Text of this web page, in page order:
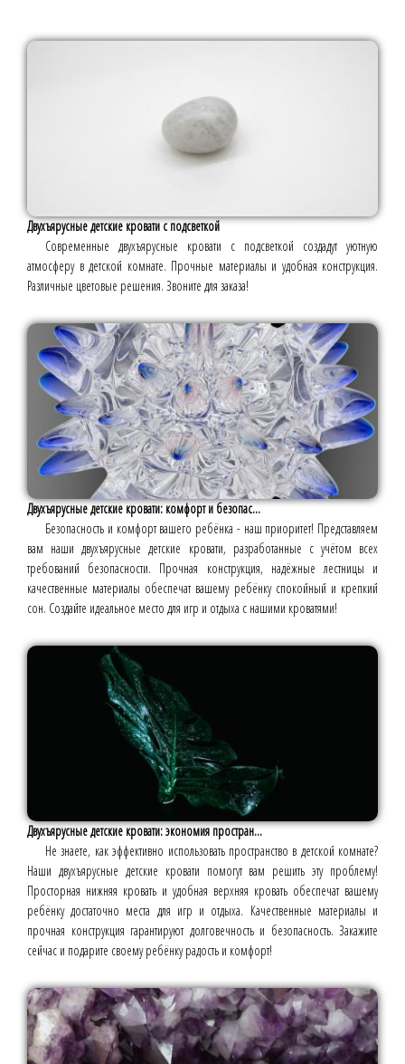
Двухъярусные детские кровати с подсветкой
Современные двухъярусные кровати с подсветкой создадут уютную
атмосферу в детской комнате. Прочные материалы и удобная конструкция.
Различные цветовые решения. Звоните для заказа!
Двухъярусные детские кровати: комфорт и безопас...
Безопасность и комфорт вашего ребёнка - наш приоритет! Представляем
вам наши двухъярусные детские кровати, разработанные с учётом всех
требований безопасности. Прочная конструкция, надёжные лестницы и
качественные материалы обеспечат вашему ребёнку спокойный и крепкий
сон. Создайте идеальное место для игр и отдыха с нашими кроватями!
Двухъярусные детские кровати: экономия простран...
Не знаете, как эффективно использовать пространство в детской комнате?
Наши двухъярусные детские кровати помогут вам решить эту проблему!
Просторная нижняя кровать и удобная верхняя кровать обеспечат вашему
ребёнку достаточно места для игр и отдыха. Качественные материалы и
прочная конструкция гарантируют долговечность и безопасность. Закажите
сейчас и подарите своему ребёнку радость и комфорт!